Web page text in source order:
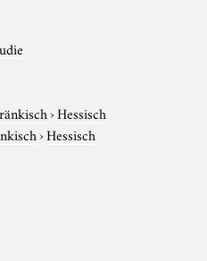
›Hessisch
›Hessisch